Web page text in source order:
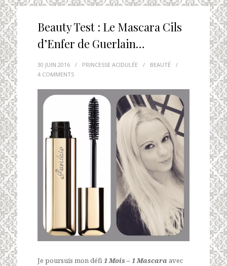
Beauty Test : Le Mascara Cils
d’Enfer de Guerlain…
30 JUIN 2016 / PRINCESSE ACIDULÉE / BEAUTÉ
/
4 COMMENTS
Je poursuis mon défi1 Mois – 1 Mascara avec